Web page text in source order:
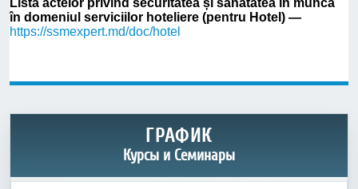
în domeniul serviciilor hoteliere (pentru Hotel) —
https://ssmexpert.md/doc/hotel
ГРАФИК
Курсы и Семинары